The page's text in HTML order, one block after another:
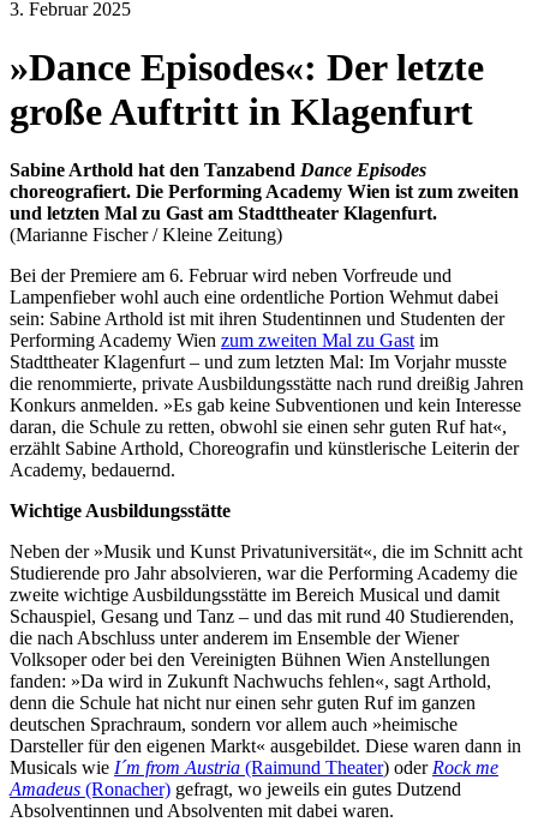
content
3. Februar 2025
»Dance Episodes«: Der letzte
große Auftritt in Klagenfurt
Sabine Arthold hat den Tanzabend Dance Episodes
choreografiert. Die Performing Academy Wien ist zum zweiten
und letzten Mal zu Gast am Stadttheater Klagenfurt.
(Marianne Fischer / Kleine Zeitung)
Bei der Premiere am 6. Februar wird neben Vorfreude und
Lampenfieber wohl auch eine ordentliche Portion Wehmut dabei
sein: Sabine Arthold ist mit ihren Studentinnen und Studenten der
Performing Academy Wien zum zweiten Mal zu Gastim
Stadttheater Klagenfurt – und zum letzten Mal: Im Vorjahr musste
die renommierte, private Ausbildungsstätte nach rund dreißig Jahren
Konkurs anmelden. »Es gab keine Subventionen und kein Interesse
daran, die Schule zu retten, obwohl sie einen sehr guten Ruf hat«,
erzählt Sabine Arthold, Choreografin und künstlerische Leiterin der
Academy, bedauernd.
Wichtige Ausbildungsstätte
Neben der »Musik und Kunst Privatuniversität«, die im Schnitt acht
Studierende pro Jahr absolvieren, war die Performing Academy die
zweite wichtige Ausbildungsstätte im Bereich Musical und damit
Schauspiel, Gesang und Tanz – und das mit rund 40 Studierenden,
die nach Abschluss unter anderem im Ensemble der Wiener
Volksoper oder bei den Vereinigten Bühnen Wien Anstellungen
fanden: »Da wird in Zukunft Nachwuchs fehlen«, sagt Arthold,
denn die Schule hat nicht nur einen sehr guten Ruf im ganzen
deutschen Sprachraum, sondern vor allem auch »heimische
Darsteller für den eigenen Markt« ausgebildet. Diese waren dann in
Musicals wie I´m from Austria (Raimund Theater) oderRock me
Amadeus (Ronacher) gefragt, wo jeweils ein gutes Dutzend
Absolventinnen und Absolventen mit dabei waren.